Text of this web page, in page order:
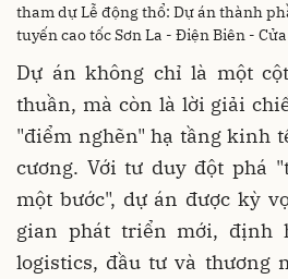
tham dự Lễ động thổ: Dự án thành
tuyến cao tốc Sơn La - Điện Biên -
Dự án không chỉ là một
thuần, mà còn là lời giải
"điểm nghẽn" hạ tầng kinh
cương. Với tư duy đột phá
một bước", dự án được kỳ
gian phát triển mới, định
logistics, đầu tư và thương